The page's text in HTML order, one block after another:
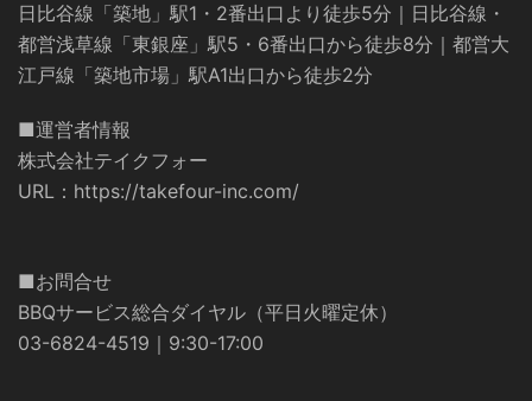
日比谷線「築地」駅1・2番出口より徒歩5分｜日比谷線・
都営浅草線「東銀座」駅5・6番出口から徒歩8分｜都営大
江戸線「築地市場」駅A1出口から徒歩2分
■運営者情報
株式会社テイクフォー
URL： https://takefour-inc.com/
■お問合せ
BBQサービス総合ダイヤル（平日火曜定休）
03-6824-4519｜9:30-17:00